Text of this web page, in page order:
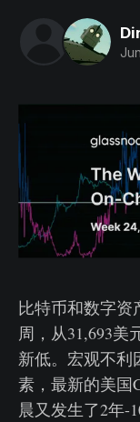
比特币和数字资
周，从31,693美
新低。宏观不利
素，最新的美国
晨又发生了2年-